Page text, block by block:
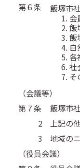
第６条
飯塚市
会
飯
飯
自
各
社
（会議等）
第７条
飯塚市
2
上記の
3
地域の
（役員会議）